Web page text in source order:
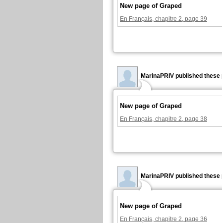
New page of Graped
En Français, chapitre 2, page 39
MarinaPRIV published these
New page of Graped
En Français, chapitre 2, page 38
MarinaPRIV published these
New page of Graped
En Français, chapitre 2, page 36